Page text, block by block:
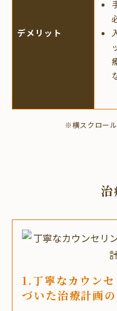
デメリット
※横スクロール
治
1.丁寧なカウン
づいた治療計画